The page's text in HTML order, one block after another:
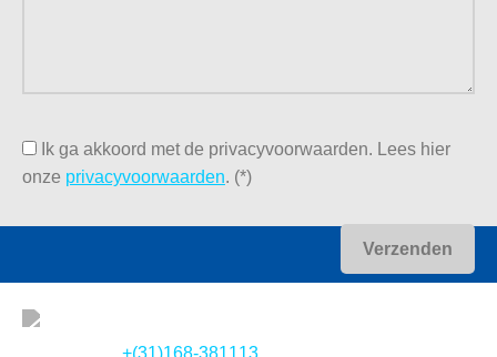
Ik ga akkoord met de privacyvoorwaarden. Lees hier
onze privacyvoorwaarden. (*)
+(31)168-381113